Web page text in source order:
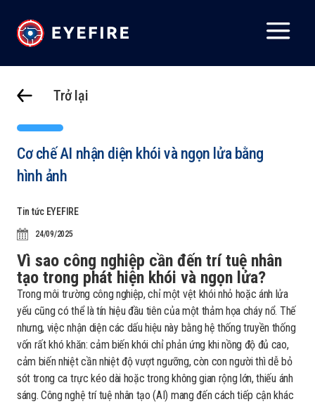
Trở lại
Cơ chế AI nhận diện khói và ngọn lửa bằng
hình ảnh
Tin tức EYEFIRE
24/09/2025
Vì sao công nghiệp cần đến trí tuệ nhân
tạo trong phát hiện khói và ngọn lửa?
Trong môi trường công nghiệp, chỉ một vệt khói nhỏ hoặc ánh lửa
yếu cũng có thể là tín hiệu đầu tiên của một thảm họa cháy nổ. Thế
nhưng, việc nhận diện các dấu hiệu này bằng hệ thống truyền thống
vốn rất khó khăn: cảm biến khói chỉ phản ứng khi nồng độ đủ cao,
cảm biến nhiệt cần nhiệt độ vượt ngưỡng, còn con người thì dễ bỏ
sót trong ca trực kéo dài hoặc trong không gian rộng lớn, thiếu ánh
sáng. Công nghệ trí tuệ nhân tạo (AI) mang đến cách tiếp cận khác